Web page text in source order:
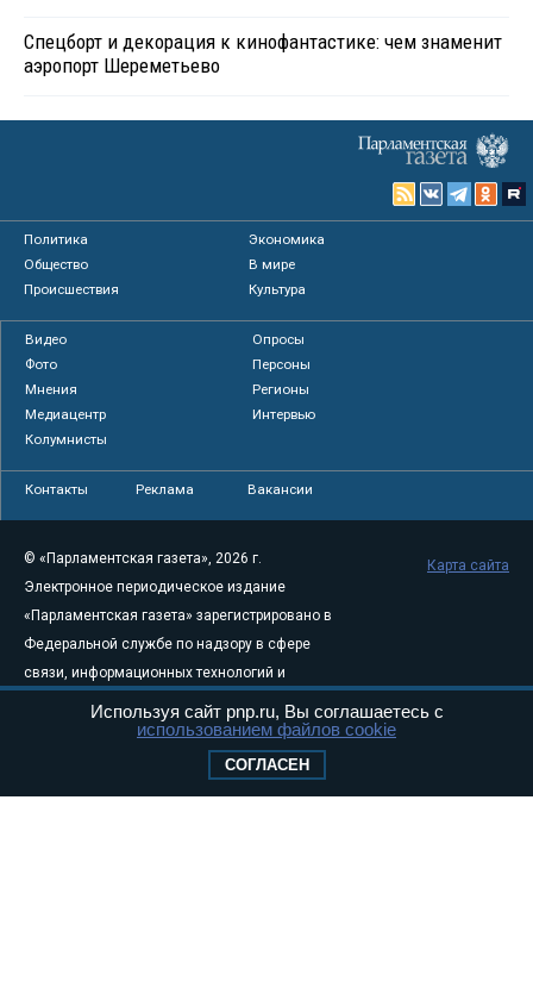
Спецборт и декорация к кинофантастике: чем знаменит
аэропорт Шереметьево
Политика
Экономика
Общество
В мире
Происшествия
Культура
Видео
Опросы
Фото
Персоны
Мнения
Регионы
Медиацентр
Интервью
Колумнисты
Контакты Реклама Вакансии
© «Парламентская газета», 2026 г.
Электронное периодическое издание
«Парламентская газета» зарегистрировано в
Федеральной службе по надзору в сфере
связи, информационных технологий и
августа 2011 года. 18+
Свидетельство о регистрации Эл № ФС77-
Карта сайта
Используя сайт pnp.ru, Вы соглашаетесь с
использованием файлов cookie
СОГЛАСЕН